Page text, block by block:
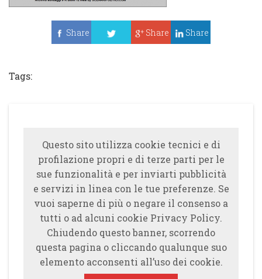
Share
Share Share
Tags:
Questo sito utilizza cookie tecnici e di
profilazione propri e di terze parti per le
sue funzionalità e per inviarti pubblicità
e servizi in linea con le tue preferenze. Se
vuoi saperne di più o negare il consenso a
tutti o ad alcuni cookie Privacy Policy.
Chiudendo questo banner, scorrendo
questa pagina o cliccando qualunque suo
elemento acconsenti all’uso dei cookie.